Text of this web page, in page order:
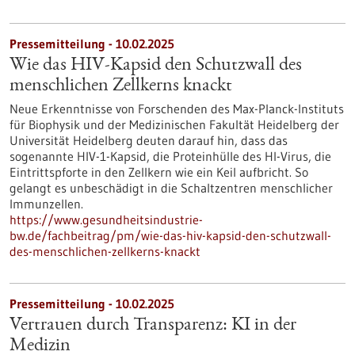
Pressemitteilung - 10.02.2025
Wie das HIV-Kapsid den Schutzwall des
menschlichen Zellkerns knackt
Neue Erkenntnisse von Forschenden des Max-Planck-Instituts
für Biophysik und der Medizinischen Fakultät Heidelberg der
Universität Heidelberg deuten darauf hin, dass das
sogenannte HIV-1-Kapsid, die Proteinhülle des HI-Virus, die
Eintrittspforte in den Zellkern wie ein Keil aufbricht. So
gelangt es unbeschädigt in die Schaltzentren menschlicher
Immunzellen.
https://www.gesundheitsindustrie-
bw.de/fachbeitrag/pm/wie-das-hiv-kapsid-den-schutzwall-
des-menschlichen-zellkerns-knackt
Pressemitteilung - 10.02.2025
Vertrauen durch Transparenz: KI in der
Medizin